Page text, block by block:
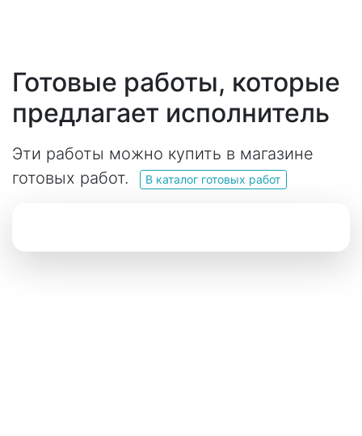
Готовые работы, которые
предлагает исполнитель
Эти работы можно купить в магазине
готовых работ.
В каталог готовых работ